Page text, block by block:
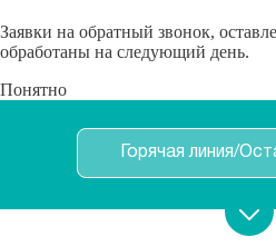
Заявки на обратный звонок,
обработаны на следующий день.
Понятно
Горячая линия/
Записаться